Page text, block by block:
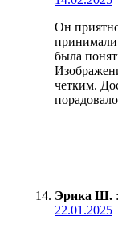
Он
была
четким.
Эрика Ш. :
22.01.2025